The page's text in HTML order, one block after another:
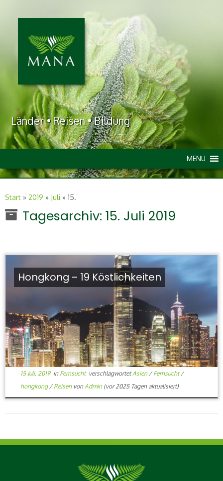
Länder • Reisen • Bildung
MENU
Start » 2019 » Juli » 15.
Tagesarchiv: 15. Juli 2019
Hongkong – 19 Köstlichkeiten
15 Juli, 2019in Fernsucht verschlagwortetAsien / Fernsucht/
hongkong / Reisen von Admin(vor 2025 Tagen aktualisiert)